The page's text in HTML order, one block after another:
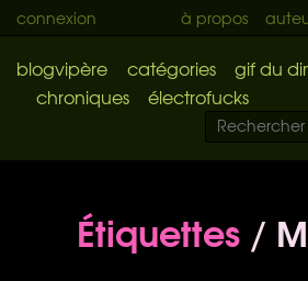
connexion à propos
blogvipère catégories
gif du
chroniques
électrofucks
Étiquettes/